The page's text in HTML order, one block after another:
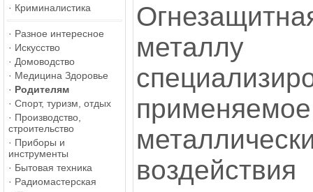
· Криминалистика
· Разное интересное
· Искусство
· Домоводство
· Медицина Здоровье
· Родителям
· Спорт, туризм, отдых
· Производство,
строительство
· Приборы и
инструменты
· Бытовая техника
· Радиомастерская